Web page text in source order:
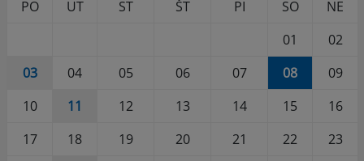
PO
UT ST ŠT PI SO
NE
01
02
03
04 05 06 07 08
09
10
11 12 13 14 15
16
17
18 19 20 21 22
23